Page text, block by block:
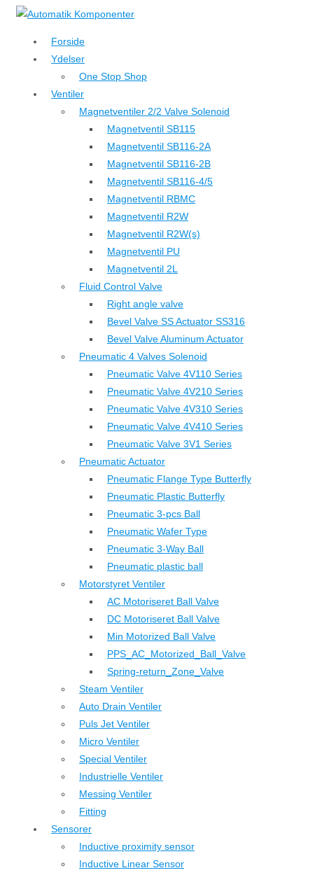
↓
hovedindhold
Forside
Ydelser
One Stop Shop
Ventiler
Magnetventiler 2/2 Valve Solenoid
Magnetventil SB115
Magnetventil SB116-2A
Magnetventil SB116-2B
Magnetventil SB116-4/5
Magnetventil RBMC
Magnetventil R2W
Magnetventil R2W(s)
Magnetventil PU
Magnetventil 2L
Fluid Control Valve
Right angle valve
Bevel Valve SS Actuator SS316
Bevel Valve Aluminum Actuator
Pneumatic 4 Valves Solenoid
Pneumatic Valve 4V110 Series
Pneumatic Valve 4V210 Series
Pneumatic Valve 4V310 Series
Pneumatic Valve 4V410 Series
Pneumatic Valve 3V1 Series
Pneumatic Actuator
Pneumatic Flange Type Butterfly
Pneumatic Plastic Butterfly
Pneumatic 3-pcs Ball
Pneumatic Wafer Type
Pneumatic 3-Way Ball
Pneumatic plastic ball
Motorstyret Ventiler
AC Motoriseret Ball Valve
DC Motoriseret Ball Valve
Min Motorized Ball Valve
PPS_AC_Motorized_Ball_Valve
Spring-return_Zone_Valve
Steam Ventiler
Auto Drain Ventiler
Puls Jet Ventiler
Micro Ventiler
Special Ventiler
Industrielle Ventiler
Messing Ventiler
Fitting
Sensorer
Inductive proximity sensor
Inductive Linear Sensor